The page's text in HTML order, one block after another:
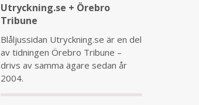
Utryckning.se + Örebro
Tribune
Blåljussidan Utryckning.se är en del
av tidningen Örebro Tribune –
drivs av samma ägare sedan år
2004.